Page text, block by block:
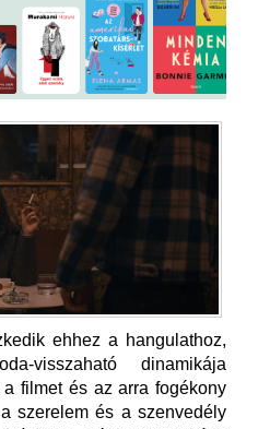
ehhez a hangulathoz,
visszaható dinamikája
filmet és az arra fogékony
szerelem és a szenvedély